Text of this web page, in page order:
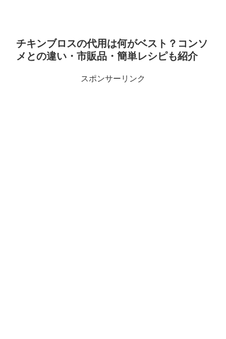
チキンブロスの代用は何がベスト？コンソ
メとの違い・市販品・簡単レシピも紹介
スポンサーリンク